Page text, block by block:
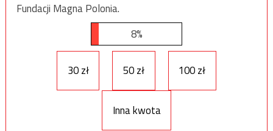
Fundacji Magna Polonia.
8%
30 zł 50 zł 100 zł
Inna kwota